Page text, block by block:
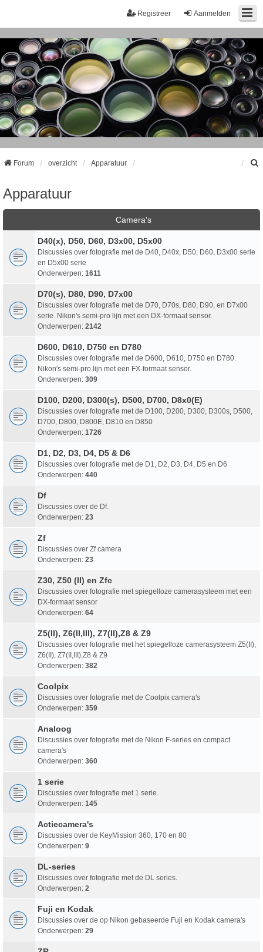
Aanmelden
Registreer
Forum overzicht Apparatuur
Apparatuur
Camera's
D40(x), D50, D60, D3x00, D5x00
Discussies over fotografie met de D40, D40x, D50, D60, D3x00 serie
en D5x00 serie
Onderwerpen: 1611
D70(s), D80, D90, D7x00
Discussies over fotografie met de D70, D70s, D80, D90, en D7x00
serie. Nikon's semi-pro lijn met een DX-formaat sensor.
Onderwerpen: 2142
D600, D610, D750 en D780
Discussies over fotografie met de D600, D610, D750 en D780.
Nikon's semi-pro lijn met een FX-formaat sensor.
Onderwerpen: 309
D100, D200, D300(s), D500, D700, D8x0(E)
Discussies over fotografie met de D100, D200, D300, D300s, D500,
D700, D800, D800E, D810 en D850
Onderwerpen: 1726
D1, D2, D3, D4, D5 & D6
Discussies over fotografie met de D1, D2, D3, D4, D5 en D6
Onderwerpen: 440
Df
Discussies over de Df.
Onderwerpen: 23
Zf
Discussies over Zf camera
Onderwerpen: 23
Z30, Z50 (II) en Zfc
Discussies over fotografie met spiegelloze camerasysteem met een
DX-formaat sensor
Onderwerpen: 64
Z5(II), Z6(II,III), Z7(II),Z8 & Z9
Discussies over fotografie met het spiegelloze camerasysteem Z5(II),
Z6(II), Z7(II,III),Z8 & Z9
Onderwerpen: 382
Coolpix
Discussies over fotografie met de Coolpix camera's
Onderwerpen: 359
Analoog
Discussies over fotografie met de Nikon F-series en compact
camera's
Onderwerpen: 360
1 serie
Discussies over fotografie met 1 serie.
Onderwerpen: 145
Actiecamera's
Discussies over de KeyMission 360, 170 en 80
Onderwerpen: 9
DL-series
Discussies over fotografie met de DL series.
Onderwerpen: 2
Fuji en Kodak
Discussies over de op Nikon gebaseerde Fuji en Kodak camera's
Onderwerpen: 29